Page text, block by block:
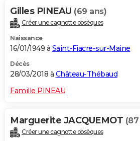
Gilles PINEAU (69 ans)
Créer une cagnotte obsèques
Naissance
16/01/1949 à Saint-Fiacre-sur-Maine
Décès
28/03/2018 à Château-Thébaud
Famille PINEAU
Marguerite JACQUEMOT
Créer une cagnotte obsèques